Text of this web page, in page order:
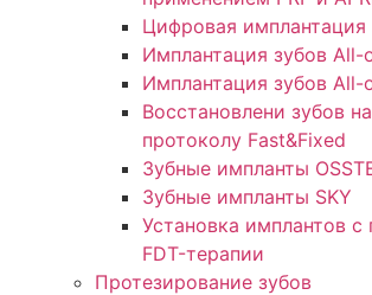
Цифровая имплантация
Имплантация зубов All-
Имплантация зубов All-
Восстановлени зубов
протоколу Fast&Fixed
Зубные импланты
Зубные импланты SKY
Установка имплантов
FDT-терапии
Протезирование зубов